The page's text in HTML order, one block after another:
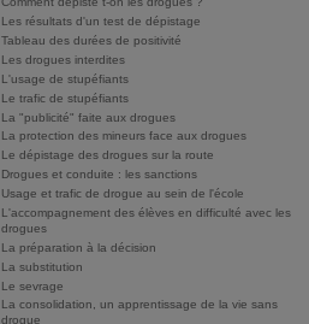
Les résultats d'un test de dépistage
Tableau des durées de positivité
Les drogues interdites
L'usage de stupéfiants
Le trafic de stupéfiants
La "publicité" faite aux drogues
La protection des mineurs face aux drogues
Le dépistage des drogues sur la route
Drogues et conduite : les sanctions
Usage et trafic de drogue au sein de l'école
L'accompagnement des élèves en difficulté avec les
drogues
La préparation à la décision
La substitution
Le sevrage
La consolidation, un apprentissage de la vie sans
drogue